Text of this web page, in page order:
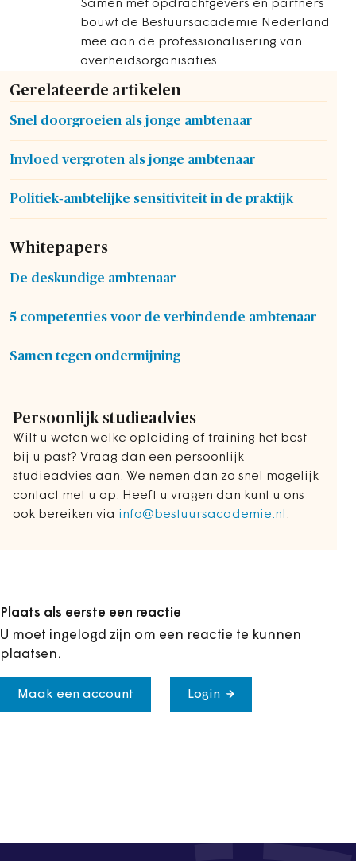
Samen met opdrachtgevers en partners
bouwt de Bestuursacademie Nederland
mee aan de professionalisering van
overheidsorganisaties.
Gerelateerde artikelen
Snel doorgroeien als jonge ambtenaar
Invloed vergroten als jonge ambtenaar
Politiek‑ambtelijke sensitiviteit in de praktijk
Whitepapers
De deskundige ambtenaar
5 competenties voor de verbindende ambtenaar
Samen tegen ondermijning
Persoonlijk studieadvies
Wilt u weten welke opleiding of training het best
bij u past? Vraag dan een persoonlijk
studieadvies aan. We nemen dan zo snel mogelijk
contact met u op. Heeft u vragen dan kunt u ons
ook bereiken via info@bestuursacademie.nl .
Plaats als eerste een reactie
U moet ingelogd zijn om een reactie te kunnen
plaatsen.
Maak een account Login